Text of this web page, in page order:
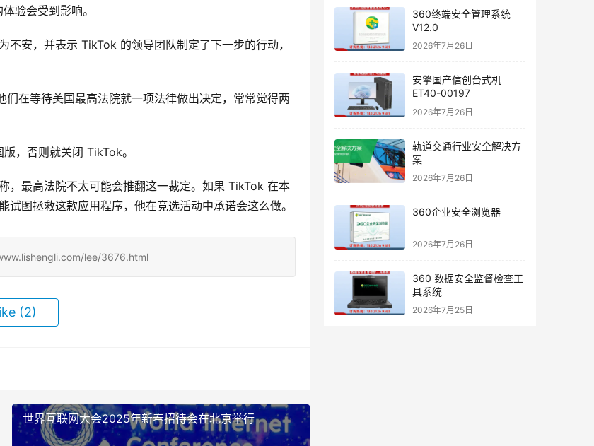
验会受到影响。
安，并表示 TikTok 的领导团队制定了下一步的行动，
在等待美国最高法院就一项法律做出决定，常常觉得两
，否则就关闭 TikTok。
，最高法院不太可能会推翻这一裁定。如果 TikTok 在本
图拯救这款应用程序，他在竞选活动中承诺会这么做。
lee/3676.html
(2)
世界互联网大会2025年新春招待会在北京举行
360终端安全管理系统
V12.0
2026年7月26日
安擎国产信创台式机
ET40-00197
2026年7月26日
轨道交通行业安全解决方
案
2026年7月26日
360企业安全浏览器
2026年7月26日
360 数据安全监督检查工
具系统
2026年7月25日